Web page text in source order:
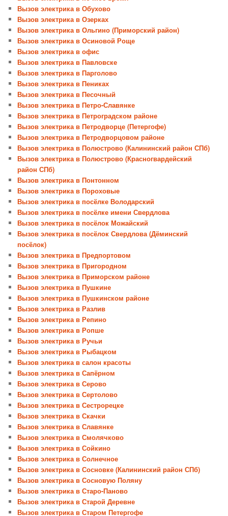
Вызов электрика в Обухово
Вызов электрика в Озерках
Вызов электрика в Ольгино (Приморский район)
Вызов электрика в Осиновой Роще
Вызов электрика в офис
Вызов электрика в Павловске
Вызов электрика в Парголово
Вызов электрика в Пениках
Вызов электрика в Песочный
Вызов электрика в Петро-Славянке
Вызов электрика в Петроградском районе
Вызов электрика в Петродворце (Петергофе)
Вызов электрика в Петродворцовом районе
Вызов электрика в Полюстрово (Калининский район СПб)
Вызов электрика в Полюстрово (Красногвардейский
район СПб)
Вызов электрика в Понтонном
Вызов электрика в Пороховые
Вызов электрика в посёлке Володарский
Вызов электрика в посёлке имени Свердлова
Вызов электрика в посёлок Можайский
Вызов электрика в посёлок Свердлова (Дёминский
посёлок)
Вызов электрика в Предпортовом
Вызов электрика в Пригородном
Вызов электрика в Приморском районе
Вызов электрика в Пушкине
Вызов электрика в Пушкинском районе
Вызов электрика в Разлив
Вызов электрика в Репино
Вызов электрика в Ропше
Вызов электрика в Ручьи
Вызов электрика в Рыбацком
Вызов электрика в салон красоты
Вызов электрика в Сапёрном
Вызов электрика в Серово
Вызов электрика в Сертолово
Вызов электрика в Сестрорецке
Вызов электрика в Скачки
Вызов электрика в Славянке
Вызов электрика в Смолячково
Вызов электрика в Сойкино
Вызов электрика в Солнечное
Вызов электрика в Сосновке (Калининский район СПб)
Вызов электрика в Сосновую Поляну
Вызов электрика в Старо-Паново
Вызов электрика в Старой Деревне
Вызов электрика в Старом Петергофе